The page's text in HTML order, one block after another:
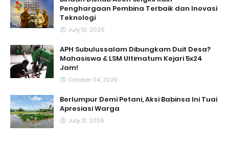
Penghargaan Pembina Terbaik dan Inovasi
Teknologi
July 10, 2026
APH Subulussalam Dibungkam Duit Desa?
Mahasiswa & LSM Ultimatum Kejari 5x24
Jam!
October 04, 2025
Berlumpur Demi Petani, Aksi Babinsa Ini Tuai
Apresiasi Warga
July 21, 2026